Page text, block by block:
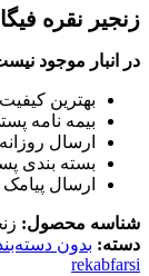
زنجیر نقره
در انبار موجود
بهترین
بیمه نامه پستی
ارسال
بسته بندی
ارسال
شناسه محصول:
دسته: بدون
rekabfarsi